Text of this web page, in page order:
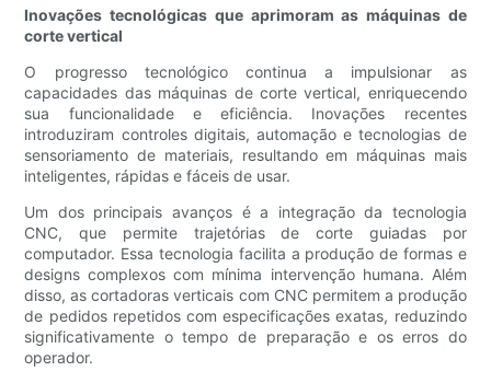
Inovações tecnológicas que aprimoram as máquinas de
corte vertical
O progresso tecnológico continua a impulsionar as
capacidades das máquinas de corte vertical, enriquecendo
sua funcionalidade e eficiência. Inovações recentes
introduziram controles digitais, automação e tecnologias de
sensoriamento de materiais, resultando em máquinas mais
inteligentes, rápidas e fáceis de usar.
Um dos principais avanços é a integração da tecnologia
CNC, que permite trajetórias de corte guiadas por
computador. Essa tecnologia facilita a produção de formas e
designs complexos com mínima intervenção humana. Além
disso, as cortadoras verticais com CNC permitem a produção
de pedidos repetidos com especificações exatas, reduzindo
significativamente o tempo de preparação e os erros do
operador.